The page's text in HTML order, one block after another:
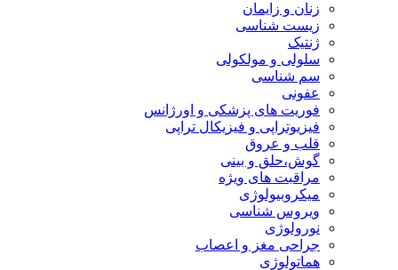
زنان و زایمان
زیست شناسی
ژنتیک
سلولی و مولکولی
سم شناسی
عفونی
فوریت های پزشکی و اورژانس
فیزیوتراپی و فیزیکال تراپی
قلب و عروق
گوش،حلق و بینی
مراقبت های ویژه
میکروبیولوژی
ویروس شناسی
نورولوژی
جراحی مغز و اعصاب
هماتولوژی